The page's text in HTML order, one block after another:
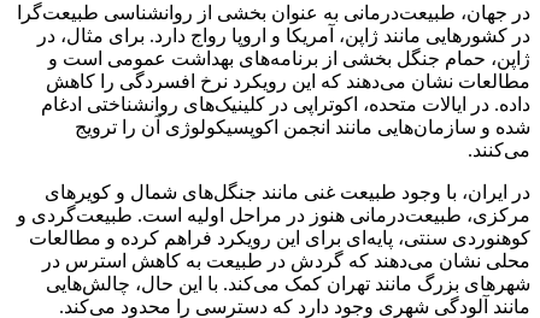
در جهان، طبیعت‌درمانی به عنوان بخشی از روانشناسی طبیعت‌گرا
در کشورهایی مانند ژاپن، آمریکا و اروپا رواج دارد. برای مثال، در
ژاپن، حمام جنگل بخشی از برنامه‌های بهداشت عمومی است و
مطالعات نشان می‌دهند که این رویکرد نرخ افسردگی را کاهش
داده. در ایالات متحده، اکوتراپی در کلینیک‌های روانشناختی ادغام
شده و سازمان‌هایی مانند انجمن اکوپسیکولوژی آن را ترویج
می‌کنند.
در ایران، با وجود طبیعت غنی مانند جنگل‌های شمال و کویرهای
مرکزی، طبیعت‌درمانی هنوز در مراحل اولیه است. طبیعت‌گردی و
کوهنوردی سنتی، پایه‌ای برای این رویکرد فراهم کرده و مطالعات
محلی نشان می‌دهند که گردش در طبیعت به کاهش استرس در
شهرهای بزرگ مانند تهران کمک می‌کند. با این حال، چالش‌هایی
مانند آلودگی شهری وجود دارد که دسترسی را محدود می‌کند.